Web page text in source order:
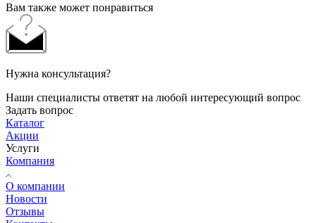
Вам также может понравиться
Нужна консультация?
Наши специалисты ответят на любой интересующий вопрос
Задать вопрос
Каталог
Акции
Услуги
Компания
О компании
Новости
Отзывы